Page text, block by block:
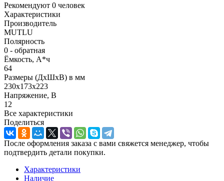
Рекомендуют 0 человек
Характеристики
Производитель
MUTLU
Полярность
0 - обратная
Ёмкость, А*ч
64
Размеры (ДхШхВ) в мм
230x173x223
Напряжение, В
12
Все характеристики
Поделиться
После оформления заказа с вами свяжется менеджер, чтобы
подтвердить детали покупки.
Характеристики
Наличие